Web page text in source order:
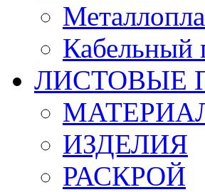
ЛИСТОВЫЕ
ИЗДЕЛИЯ
РАСКРОЙ